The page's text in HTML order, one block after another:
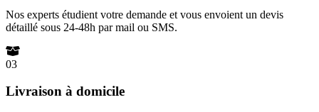
Nos experts étudient votre demande et vous envoient un devis
détaillé sous 24-48h par mail ou SMS.
03
Livraison à domicile